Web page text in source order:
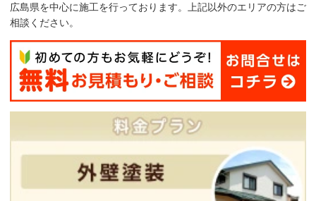
広島県を中心に施工を行っております。上記以外のエリアの方はご
相談ください。